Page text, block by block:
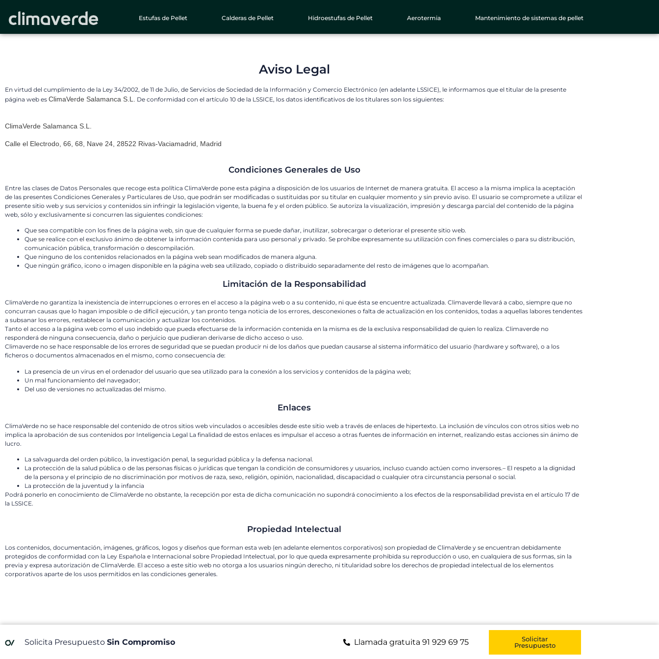
Estufas de Pellet Calderas de Pellet Hidroestufas de Pellet Aerotermia Mantenimiento de sistemas de pellet
Aviso Legal
En virtud del cumplimiento de la Ley 34/2002, de 11 de Julio, de Servicios de Sociedad de la Información y Comercio Electrónico (en adelante LSSICE), le informamos que el titular de la presente
página web es ClimaVerde Salamanca S.L. De conformidad con el artículo 10 de la LSSICE, los datos identificativos de los titulares son los siguientes:
ClimaVerde Salamanca S.L.
Calle el Electrodo, 66, 68, Nave 24, 28522 Rivas-Vaciamadrid, Madrid
Condiciones Generales de Uso
Entre las clases de Datos Personales que recoge esta política ClimaVerde pone esta página a disposición de los usuarios de Internet de manera gratuita. El acceso a la misma implica la aceptación
de las presentes Condiciones Generales y Particulares de Uso, que podrán ser modificadas o sustituidas por su titular en cualquier momento y sin previo aviso. El usuario se compromete a utilizar el
presente sitio web y sus servicios y contenidos sin infringir la legislación vigente, la buena fe y el orden público. Se autoriza la visualización, impresión y descarga parcial del contenido de la página
web, sólo y exclusivamente si concurren las siguientes condiciones:
Que sea compatible con los fines de la página web, sin que de cualquier forma se puede dañar, inutilizar, sobrecargar o deteriorar el presente sitio web.
Que se realice con el exclusivo ánimo de obtener la información contenida para uso personal y privado. Se prohíbe expresamente su utilización con fines comerciales o para su distribución,
comunicación pública, transformación o descompilación.
Que ninguno de los contenidos relacionados en la página web sean modificados de manera alguna.
Que ningún gráfico, icono o imagen disponible en la página web sea utilizado, copiado o distribuido separadamente del resto de imágenes que lo acompañan.
Limitación de la Responsabilidad
ClimaVerde no garantiza la inexistencia de interrupciones o errores en el acceso a la página web o a su contenido, ni que ésta se encuentre actualizada. Climaverde llevará a cabo, siempre que no
concurran causas que lo hagan imposible o de difícil ejecución, y tan pronto tenga noticia de los errores, desconexiones o falta de actualización en los contenidos, todas a aquellas labores tendentes
a subsanar los errores, restablecer la comunicación y actualizar los contenidos.
Tanto el acceso a la página web como el uso indebido que pueda efectuarse de la información contenida en la misma es de la exclusiva responsabilidad de quien lo realiza. Climaverde no
responderá de ninguna consecuencia, daño o perjuicio que pudieran derivarse de dicho acceso o uso.
Climaverde no se hace responsable de los errores de seguridad que se puedan producir ni de los daños que puedan causarse al sistema informático del usuario (hardware y software), o a los
ficheros o documentos almacenados en el mismo, como consecuencia de:
La presencia de un virus en el ordenador del usuario que sea utilizado para la conexión a los servicios y contenidos de la página web;
Un mal funcionamiento del navegador;
Del uso de versiones no actualizadas del mismo.
Enlaces
ClimaVerde no se hace responsable del contenido de otros sitios web vinculados o accesibles desde este sitio web a través de enlaces de hipertexto. La inclusión de vínculos con otros sitios web no
implica la aprobación de sus contenidos por Inteligencia Legal La finalidad de estos enlaces es impulsar el acceso a otras fuentes de información en internet, realizando estas acciones sin ánimo de
lucro.
La salvaguarda del orden público, la investigación penal, la seguridad pública y la defensa nacional.
La protección de la salud pública o de las personas físicas o jurídicas que tengan la condición de consumidores y usuarios, incluso cuando actúen como inversores.– El respeto a la dignidad
de la persona y el principio de no discriminación por motivos de raza, sexo, religión, opinión, nacionalidad, discapacidad o cualquier otra circunstancia personal o social.
La protección de la juventud y la infancia
Podrá ponerlo en conocimiento de ClimaVerde no obstante, la recepción por esta de dicha comunicación no supondrá conocimiento a los efectos de la responsabilidad prevista en el artículo 17 de
la LSSICE.
Propiedad Intelectual
Los contenidos, documentación, imágenes, gráficos, logos y diseños que forman esta web (en adelante elementos corporativos) son propiedad de ClimaVerde y se encuentran debidamente
protegidos de conformidad con la Ley Española e Internacional sobre Propiedad Intelectual, por lo que queda expresamente prohibida su reproducción o uso, en cualquiera de sus formas, sin la
previa y expresa autorización de ClimaVerde. El acceso a este sitio web no otorga a los usuarios ningún derecho, ni titularidad sobre los derechos de propiedad intelectual de los elementos
corporativos aparte de los usos permitidos en las condiciones generales.
Solicita Presupuesto Sin Compromiso Llamada gratuita 91 929 69 75
Solicitar
Presupuesto